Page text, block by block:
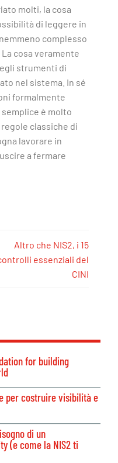
molti, la cosa
di leggere in
complesso
cosa veramente
strumenti di
nel sistema. In sé
formalmente
è molto
classiche di
lavorare in
a fermare
Altro che NIS2, i 15
essenziali del
CINI
for building
per costruire visibilità e
di un
(e come la NIS2 ti